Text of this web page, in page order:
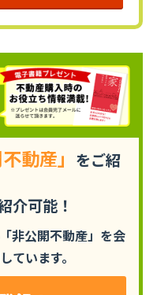
動産」 をご紹
介可能！
非公開不動産」を会
ています。